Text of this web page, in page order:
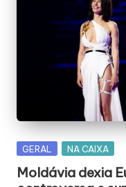
Posted
GERAL NA CAIXA
Moldávia dexia